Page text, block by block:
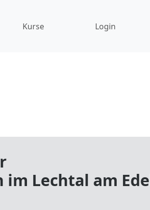
Kurse Login
im Lechtal am